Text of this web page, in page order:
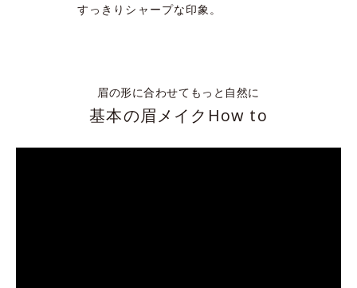
すっきりシャープな印象。
眉の形に合わせてもっと自然に
基本の眉メイクHow to